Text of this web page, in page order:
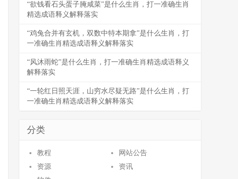
“欲钱看石头蛋子腌咸菜”是什么生肖，打一准确生肖
精选成语释义解释落实
“鸡兔合并有玄机，双数中特本期拿”是什么生肖，打
一准确生肖精选成语释义解释落实
“风沐雨蛇”是什么生肖，打一准确生肖精选成语释义
解释落实
“一轮红日照天涯，山穷水尽疑无路”是什么生肖，打
一准确生肖精选成语释义解释落实
分类
教程
网站公告
资源
资讯